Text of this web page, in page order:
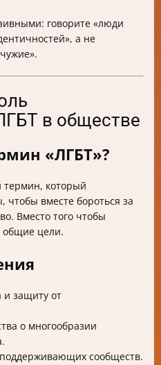
говорите «люди
а не
в обществе
«ЛГБТ»?
термин, который
вместе бороться за
Вместо того чтобы
общие цели.
и защиту от
о многообразии
сообществ.